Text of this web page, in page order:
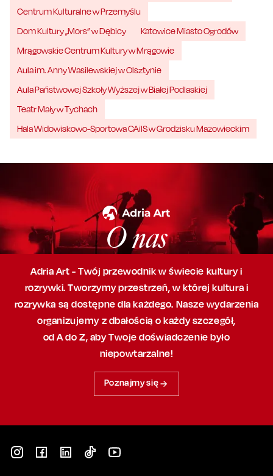
Centrum Kulturalne w Przemyślu
Dom Kultury „Mors” w Dębicy
Katowice Miasto Ogrodów
Mrągowskie Centrum Kultury w Mrągowie
Aula im. Anny Wasilewskiej w Olsztynie
Aula Państwowej Szkoły Wyższej w Białej Podlaskiej
Teatr Mały w Tychach
Hala Widowiskowo-Sportowa CAiIS w Grodzisku Mazowieckim
O nas
Adria Art - Twój przewodnik w świecie kultury i
rozrywki. Tworzymy przestrzeń,w której kultura i
rozrywka są dostępne dla każdego. Nasze wydarzenia
organizujemy z dbałością o każdy szczegół,
od A do Z, abyTwoje doświadczenie było
niepowtarzalne!
Poznajmy się